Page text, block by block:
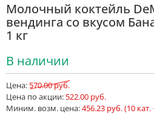
Молочный коктейль
вендинга со вкусом
1 кг
В наличии
Цена: 570.00 руб.
Цена по акции: 522.00 руб.
Миним. возм. цена:456.23 руб. (10 кат.